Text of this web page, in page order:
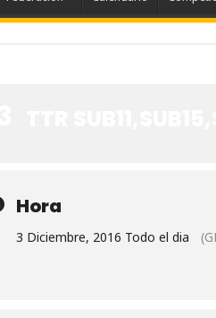
Hora
3 Diciembre, 2016 Todo el dia